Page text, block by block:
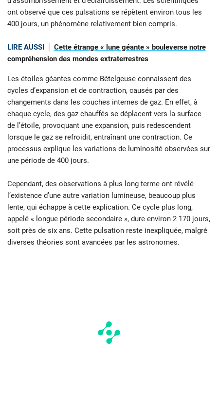
ont observé que ces pulsations se répètent environ tous les
400 jours, un phénomène relativement bien compris.
LIRE AUSSI
Cette étrange « lune géante » bouleverse notre
compréhension des mondes extraterrestres
Les étoiles géantes comme Bételgeuse connaissent des
cycles d’expansion et de contraction, causés par des
changements dans les couches internes de gaz. En effet, à
chaque cycle, des gaz chauffés se déplacent vers la surface
de l’étoile, provoquant une expansion, puis redescendent
lorsque le gaz se refroidit, entraînant une contraction. Ce
processus explique les variations de luminosité observées sur
une période de 400 jours.
Cependant, des observations à plus long terme ont révélé
l’existence d’une autre variation lumineuse, beaucoup plus
lente, qui échappe à cette explication. Ce cycle plus long,
appelé « longue période secondaire », dure environ 2 170 jours,
soit près de six ans. Cette pulsation reste inexpliquée, malgré
diverses théories sont avancées par les astronomes.